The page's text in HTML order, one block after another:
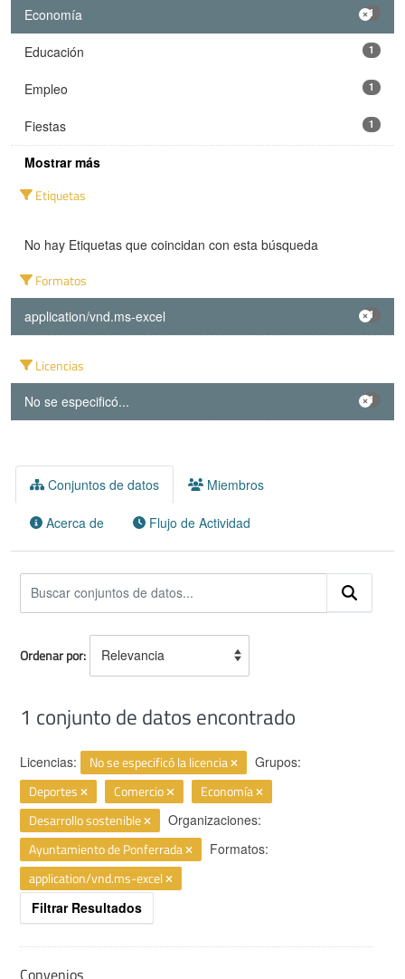
Economía 1
Educación 1
Empleo 1
Fiestas 1
Mostrar más
Etiquetas
No hay Etiquetas que coincidan con esta búsqueda
Formatos
application/vnd.ms-excel 1
Licencias
No se especificó... 1
Conjuntos de datos Miembros
Acerca de Flujo de Actividad
Ordenar por
1 conjunto de datos encontrado
Licencias: No se especificó la licencia Grupos:
Deportes Comercio
Economía
Desarrollo sostenible
Organizaciones:
Ayuntamiento de Ponferrada Formatos:
application/vnd.ms-excel
Filtrar Resultados
Convenios